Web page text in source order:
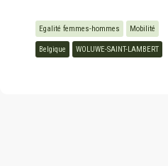
Egalité femmes-hommes Mobilité
Belgique WOLUWE-SAINT-LAMBERT